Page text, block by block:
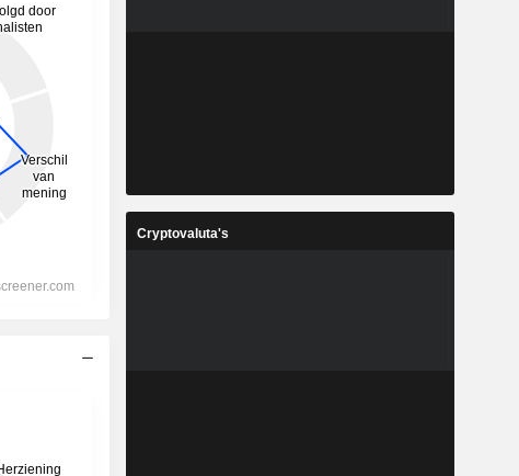
Cryptovaluta's